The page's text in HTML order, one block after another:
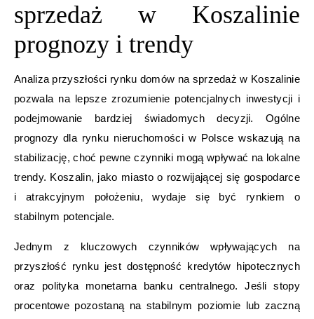
sprzedaż w Koszalinie
prognozy i trendy
Analiza przyszłości rynku domów na sprzedaż w Koszalinie
pozwala na lepsze zrozumienie potencjalnych inwestycji i
podejmowanie bardziej świadomych decyzji. Ogólne
prognozy dla rynku nieruchomości w Polsce wskazują na
stabilizację, choć pewne czynniki mogą wpływać na lokalne
trendy. Koszalin, jako miasto o rozwijającej się gospodarce
i atrakcyjnym położeniu, wydaje się być rynkiem o
stabilnym potencjale.
Jednym z kluczowych czynników wpływających na
przyszłość rynku jest dostępność kredytów hipotecznych
oraz polityka monetarna banku centralnego. Jeśli stopy
procentowe pozostaną na stabilnym poziomie lub zaczną